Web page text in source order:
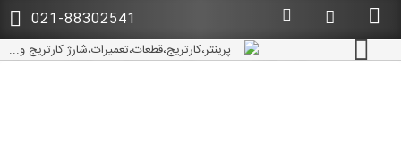
021-88302541